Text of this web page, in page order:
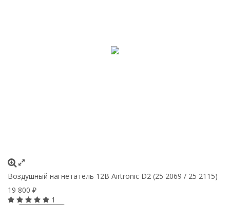
Воздушный нагнетатель 12В Airtronic D2 (25 2069 / 25 2115)
19 800 ₽
1